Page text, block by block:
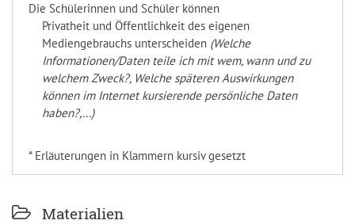
Die Schülerinnen und Schüler können
Privatheit und Öffentlichkeit des eigenen
Mediengebrauchs unterscheiden (Welche
Informationen/Daten teile ich mit wem, wann und zu
welchem Zweck?, Welche späteren Auswirkungen
können im Internet kursierende persönliche Daten
haben?,...)
* Erläuterungen in Klammern kursiv gesetzt
Materialien